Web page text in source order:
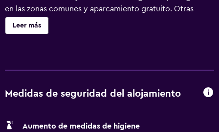
en las zonas comunes y aparcamiento gratuito. Otras
instalaciones incluyen una sala de reuniones, servicio de
tintorería y lavandería. Holiday Inn Express Hartford –
equipados con ducha y bañera combinadas, artículos de
acceso a Internet wifi gratis. Los servicios para las
Leer más
Medidas de seguridad del alojamiento
Aumento de medidas de higiene